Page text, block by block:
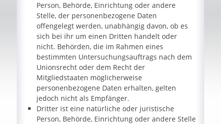
Person, Behörde, Einrichtung oder andere
Stelle, der personenbezogene Daten
offengelegt werden, unabhängig davon, ob es
sich bei ihr um einen Dritten handelt oder
nicht. Behörden, die im Rahmen eines
bestimmten Untersuchungsauftrags nach dem
Unionsrecht oder dem Recht der
Mitgliedstaaten möglicherweise
personenbezogene Daten erhalten, gelten
jedoch nicht als Empfänger.
Dritter ist eine natürliche oder juristische
Person, Behörde, Einrichtung oder andere Stelle